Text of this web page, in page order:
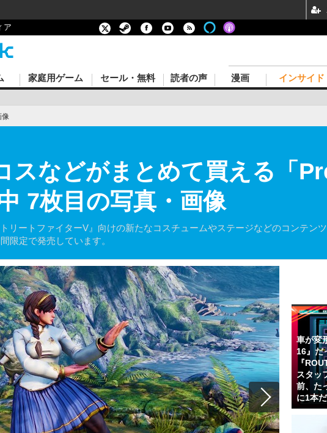
ア
家庭用ゲーム セール・無料 読者の声 漫画 インサイド
像
スなどがまとめて買える「
7枚目の写真・画像
リートファイターV』向けの新たなコスチュームやステージなどのコンテン
限定で発売しています。
車が変
16』だ
『
スタッ
前、た
に1本